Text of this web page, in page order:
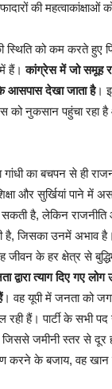
की महत्वाकांक्षाओं
स्थिति को कम करते हुए
में हैं।कांग्रेस में जो समूह
आसपास देखा जाता है।
नुकसान पहुंचा रहा है
गांधी का बचपन से ही
और सुर्खियां पाने में
सकती है, लेकिन
है, जिसका उनमें अभाव
के हर क्षेत्र से
द्वारा त्याग दिए गए
। वह यूपी में जनता को
रही हैं। पार्टी के सभी
जमीनी स्तर से दूर
के बजाय, वह खान